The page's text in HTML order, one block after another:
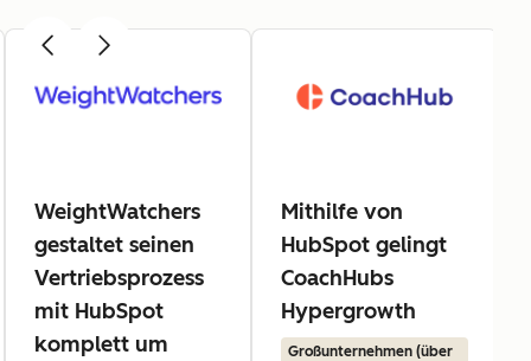
WeightWatchers
gestaltet seinen
Vertriebsprozess
mit HubSpot
komplett um
Mithilfe von
HubSpot gelingt
CoachHubs
Hypergrowth
Großunternehmen (über